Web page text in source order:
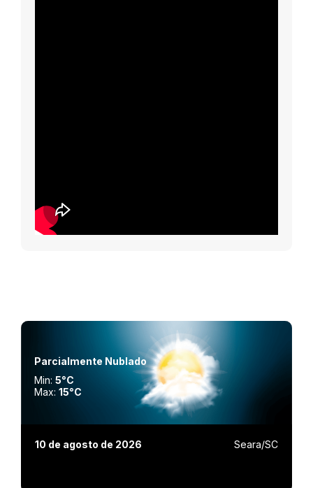
Parcialmente Nublado
Min:5°C
Max:15°C
10 de agosto de 2026 Seara/SC